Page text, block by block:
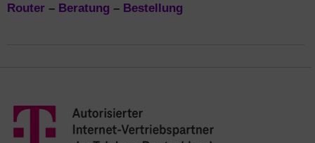
Router – Beratung – Bestellung